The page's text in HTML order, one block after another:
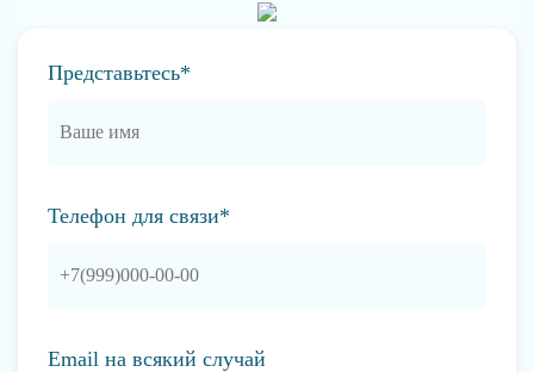
Представьтесь*
Телефон для связи*
Email на всякий случай